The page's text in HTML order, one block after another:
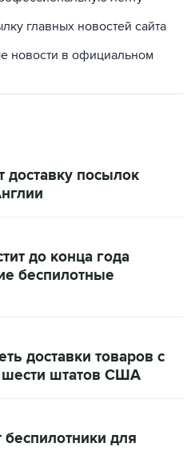
главных новостей сайта
новости в официальном
доставку посылок
до конца года
беспилотные
доставки товаров с
штатов США
беспилотники для